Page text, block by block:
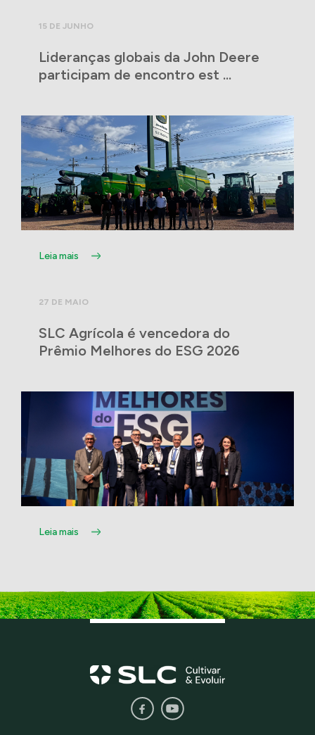
15 DE JUNHO
Lideranças globais da John Deere
participam de encontro est ...
Leia mais
27 DE MAIO
SLC Agrícola é vencedora do
Prêmio Melhores do ESG 2026
Leia mais